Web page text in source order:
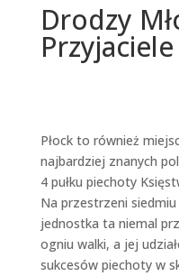
Drodzy
Przyjaciele
Płock to również
najbardziej znanych
4 pułku piechoty
Na przestrzeni
jednostka ta niemal
ogniu walki, a jej
sukcesów piechoty w